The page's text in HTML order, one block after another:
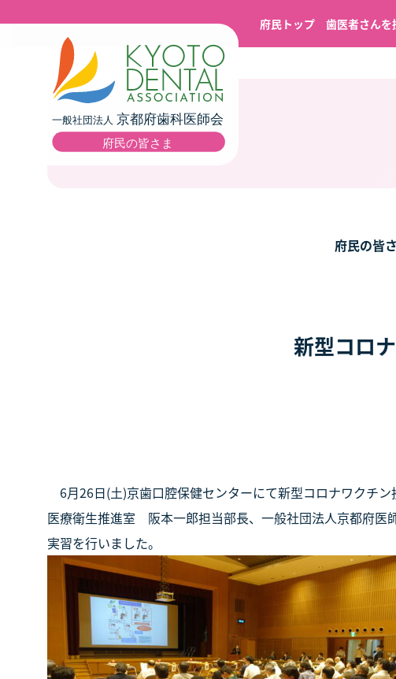
府民トップ 歯医者さんを
府民の皆
新型コロ
6月26日(土)京歯口腔保健センターにて新型コロナワクチ
医療衛生推進室 阪本一郎担当部長、一般社団法人京都府
実習を行いました。